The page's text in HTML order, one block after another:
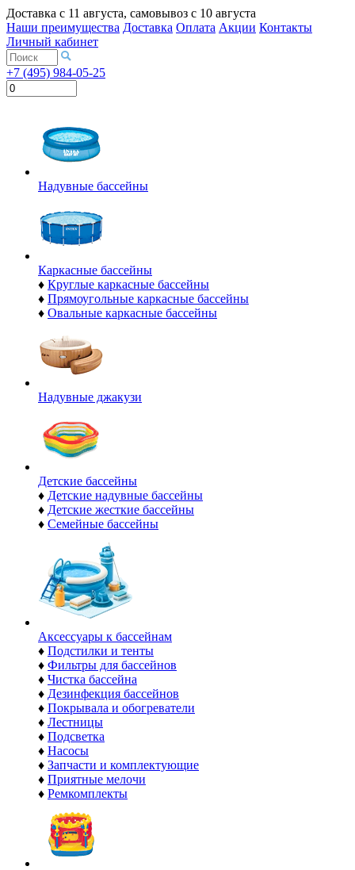
Доставка с 11 августа, самовывоз с 10 августа
Наши преимущества Доставка Оплата Акции Контакты
Личный кабинет
+7 (495) 984-05-25
Надувные бассейны
Каркасные бассейны
♦ Круглые каркасные бассейны
♦ Прямоугольные каркасные бассейны
♦ Овальные каркасные бассейны
Надувные джакузи
Детские бассейны
♦ Детские надувные бассейны
♦ Детские жесткие бассейны
♦ Семейные бассейны
Аксессуары к бассейнам
♦ Подстилки и тенты
♦ Фильтры для бассейнов
♦ Чистка бассейна
♦ Дезинфекция бассейнов
♦ Покрывала и обогреватели
♦ Лестницы
♦ Подсветка
♦ Насосы
♦ Запчасти и комплектующие
♦ Приятные мелочи
♦ Ремкомплекты